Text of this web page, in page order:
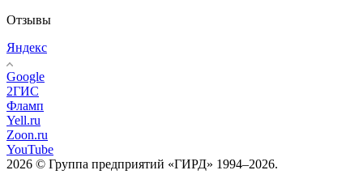
Отзывы
Яндекс
Google
2ГИС
Фламп
Yell.ru
Zoon.ru
YouTube
2026 © Группа предприятий «ГИРД» 1994–2026.